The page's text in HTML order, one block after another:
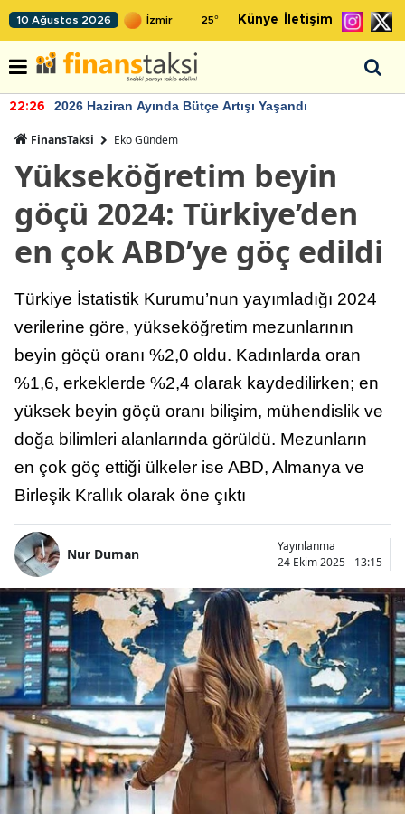
10 Ağustos 2026 25° Künye İletişim
22:26 2026 Haziran Ayında Bütçe Artışı Yaşandı
FinansTaksi Eko Gündem
Yükseköğretim beyin
göçü 2024: Türkiye’den
en çok ABD’ye göç edildi
Türkiye İstatistik Kurumu’nun yayımladığı 2024
verilerine göre, yükseköğretim mezunlarının
beyin göçü oranı %2,0 oldu. Kadınlarda oran
%1,6, erkeklerde %2,4 olarak kaydedilirken; en
yüksek beyin göçü oranı bilişim, mühendislik ve
doğa bilimleri alanlarında görüldü. Mezunların
en çok göç ettiği ülkeler ise ABD, Almanya ve
Birleşik Krallık olarak öne çıktı
Nur Duman
Yayınlanma
24 Ekim 2025 - 13:15